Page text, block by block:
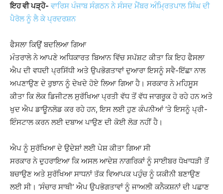
ਇਹ ਵੀ ਪੜ੍ਹੋ- ਵਾਰਿਸ ਪੰਜਾਬ ਸੰਗਠਨ ਨੇ ਸੰਸਦ ਮੈਂਬਰ ਅੰਮ੍ਰਿਤਪਾਲ ਸਿੰਘ ਦੀ
ਪੈਰੋਲ ਨੂੰ ਲੈ ਕੇ ਪ੍ਰਦਰਸ਼ਨ
ਫੈਸਲਾ ਕਿਉਂ ਬਦਲਿਆ ਗਿਆ
ਮੰਤਰਾਲੇ ਨੇ ਆਪਣੇ ਅਧਿਕਾਰਤ ਬਿਆਨ ਵਿੱਚ ਸਪੱਸ਼ਟ ਕੀਤਾ ਕਿ ਇਹ ਫੈਸਲਾ
ਐਪ ਦੀ ਵਧਦੀ ਪ੍ਰਸਿੱਧੀ ਅਤੇ ਉਪਭੋਗਤਾਵਾਂ ਦੁਆਰਾ ਇਸਨੂੰ ਸਵੈ-ਇੱਛਾ ਨਾਲ
ਅਪਣਾਉਣ ਦੇ ਰੁਝਾਨ ਨੂੰ ਦੇਖਦੇ ਹੋਏ ਲਿਆ ਗਿਆ ਹੈ। ਸਰਕਾਰ ਨੇ ਮਹਿਸੂਸ
ਕੀਤਾ ਕਿ ਲੋਕ ਡਿਜੀਟਲ ਸੁਰੱਖਿਆ ਪ੍ਰਤੀ ਵੱਧ ਤੋਂ ਵੱਧ ਜਾਗਰੂਕ ਹੋ ਰਹੇ ਹਨ ਅਤੇ
ਖੁਦ ਐਪ ਡਾਊਨਲੋਡ ਕਰ ਰਹੇ ਹਨ, ਇਸ ਲਈ ਹੁਣ ਕੰਪਨੀਆਂ ‘ਤੇ ਇਸਨੂੰ ਪ੍ਰੀ-
ਇੰਸਟਾਲ ਕਰਨ ਲਈ ਦਬਾਅ ਪਾਉਣ ਦੀ ਕੋਈ ਲੋੜ ਨਹੀਂ ਹੈ।
ਐਪ ਨੂੰ ਸੁਰੱਖਿਆ ਦੇ ਉਦੇਸ਼ਾਂ ਲਈ ਪੇਸ਼ ਕੀਤਾ ਗਿਆ ਸੀ
ਸਰਕਾਰ ਨੇ ਦੁਹਰਾਇਆ ਕਿ ਅਸਲ ਆਦੇਸ਼ ਨਾਗਰਿਕਾਂ ਨੂੰ ਸਾਈਬਰ ਧੋਖਾਧੜੀ ਤੋਂ
ਬਚਾਉਣ ਅਤੇ ਸੁਰੱਖਿਆ ਸਾਧਨਾਂ ਤੱਕ ਵਿਆਪਕ ਪਹੁੰਚ ਨੂੰ ਯਕੀਨੀ ਬਣਾਉਣ
ਲਈ ਸੀ। ‘ਸੰਚਾਰ ਸਾਥੀ’ ਐਪ ਉਪਭੋਗਤਾਵਾਂ ਨੂੰ ਜਾਅਲੀ ਕਨੈਕਸ਼ਨਾਂ ਦੀ ਪਛਾਣ